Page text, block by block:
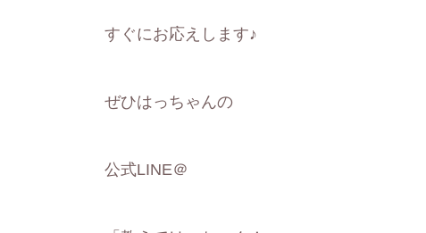
すぐにお応えします♪
ぜひはっちゃんの
公式LINE＠